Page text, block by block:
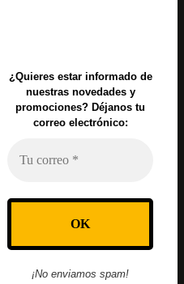
¿Quieres estar informado de
nuestras novedades y
promociones? Déjanos tu
correo electrónico:
¡No enviamos spam!